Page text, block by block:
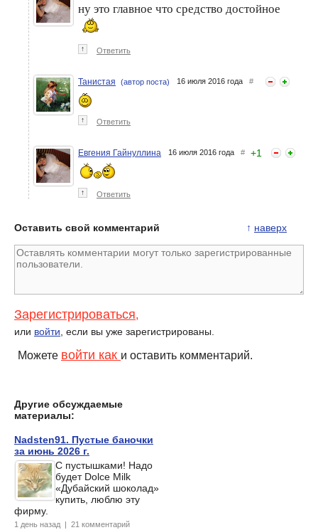
ну это главное что средство достойное
↑ Ответить
Танистая (автор поста) 16 июля 2016 года #
↑ Ответить
Евгения Гайнуллина 16 июля 2016 года # +1
↑ Ответить
↑ наверх
Оставить свой комментарий
Зарегистрироваться,
или войти, если вы уже зарегистрированы.
Можете войти как и оставить комментарий.
Другие обсуждаемые
материалы:
Nadsten91. Пустые баночки
за июнь 2026 г.
С пустышками! Надо
будет Dolce Milk
«Дубайский шоколад»
купить, люблю эту
фирму.
1 день назад | 21 комментарий